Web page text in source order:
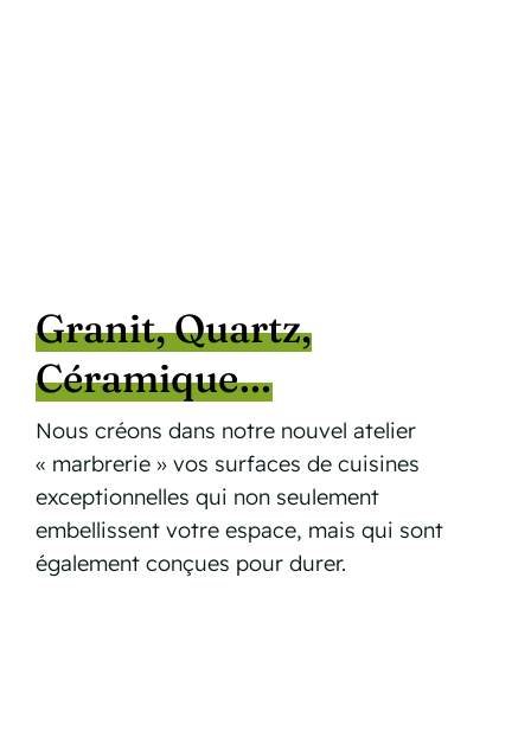
Granit, Quartz,
Céramique…
Nous créons dans notre nouvel atelier
« marbrerie » vos surfaces de cuisines
exceptionnelles qui non seulement
embellissent votre espace, mais qui sont
également conçues pour durer.